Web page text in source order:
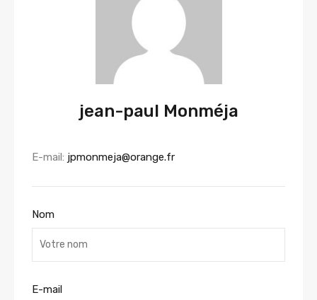
jean-paul Monméja
E-mail: jpmonmeja@orange.fr
Nom
E-mail